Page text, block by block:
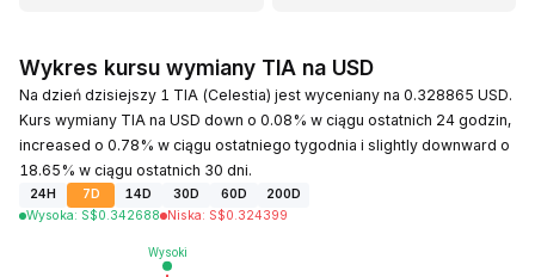
Wykres kursu wymiany TIA na USD
Na dzień dzisiejszy 1 TIA (Celestia) jest wyceniany na 0.328865 USD.
Kurs wymiany TIA na USD down o 0.08% w ciągu ostatnich 24 godzin,
increased o 0.78% w ciągu ostatniego tygodnia i slightly downward o
18.65% w ciągu ostatnich 30 dni.
24H 7D 14D 30D 60D
200D
Wysoka: S$0.342688 Niska: S$0.324399